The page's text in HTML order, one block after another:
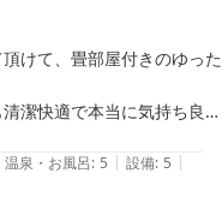
お客様のおっしゃる通
気持ちはごもっともでご
等の重要な情報につきま
記載するなど、周知方法
まい大変申し訳ございま
けて、畳部屋付きのゆった
潔快適で本当に気持ち良く
の疲れを身体の芯から癒
温泉・お風呂: 5 | 設備: 5 |